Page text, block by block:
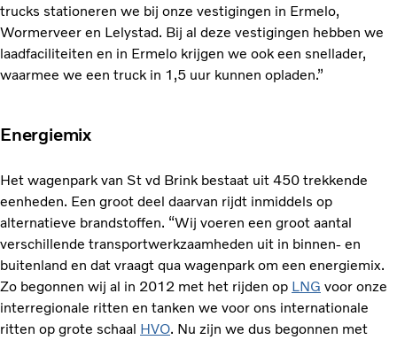
trucks stationeren we bij onze vestigingen in Ermelo,
Wormerveer en Lelystad. Bij al deze vestigingen hebben we
laadfaciliteiten en in Ermelo krijgen we ook een snellader,
waarmee we een truck in 1,5 uur kunnen opladen.”
Energiemix
Het wagenpark van St vd Brink bestaat uit 450 trekkende
eenheden. Een groot deel daarvan rijdt inmiddels op
alternatieve brandstoffen. “Wij voeren een groot aantal
verschillende transportwerkzaamheden uit in binnen- en
buitenland en dat vraagt qua wagenpark om een energiemix.
Zo begonnen wij al in 2012 met het rijden op LNG voor onze
interregionale ritten en tanken we voor ons internationale
ritten op grote schaal HVO. Nu zijn we dus begonnen met